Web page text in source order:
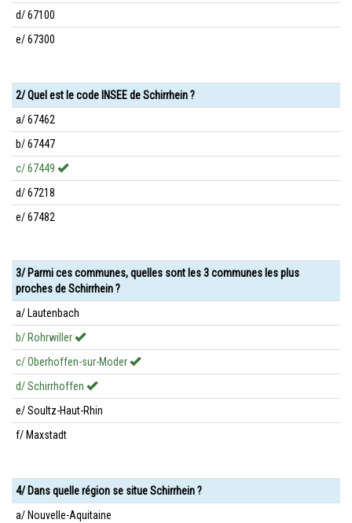
d/ 67100
e/ 67300
2/ Quel est le code INSEE de Schirrhein ?
a/ 67462
b/ 67447
c/ 67449
d/ 67218
e/ 67482
3/ Parmi ces communes, quelles sont les 3 communes les plus
proches de Schirrhein ?
a/ Lautenbach
b/ Rohrwiller
c/ Oberhoffen-sur-Moder
d/ Schirrhoffen
e/ Soultz-Haut-Rhin
f/ Maxstadt
4/ Dans quelle région se situe Schirrhein ?
a/ Nouvelle-Aquitaine